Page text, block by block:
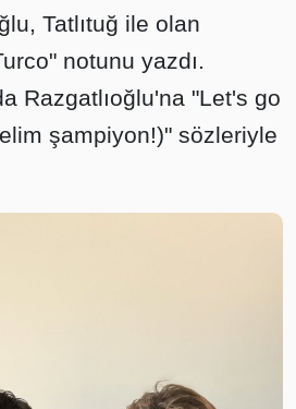
Tatlıtuğ ile olan
notunu yazdı.
Razgatlıoğlu'na "Let's go
şampiyon!)" sözleriyle